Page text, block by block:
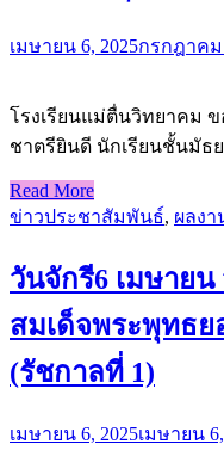
เมษายน 6, 2025กรกฎาคม
โรงเรียนแม่ตื่นวิทยาคม
ชาตรียินดี นักเรียนชั้นมั
Read More
ข่าวประชาสัมพันธ์, ผลงา
วันจักรี6 เมษาย
สมเด็จพระพุทธ
(รัชกาลที่ 1)
เมษายน 6, 2025เมษายน